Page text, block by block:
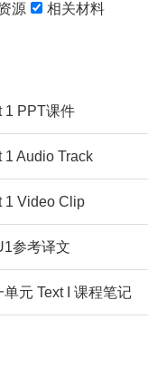
源 相关材料
1 PPT课件
1 Audio Track
1 Video Clip
参考译文
单元 Text I 课程笔记